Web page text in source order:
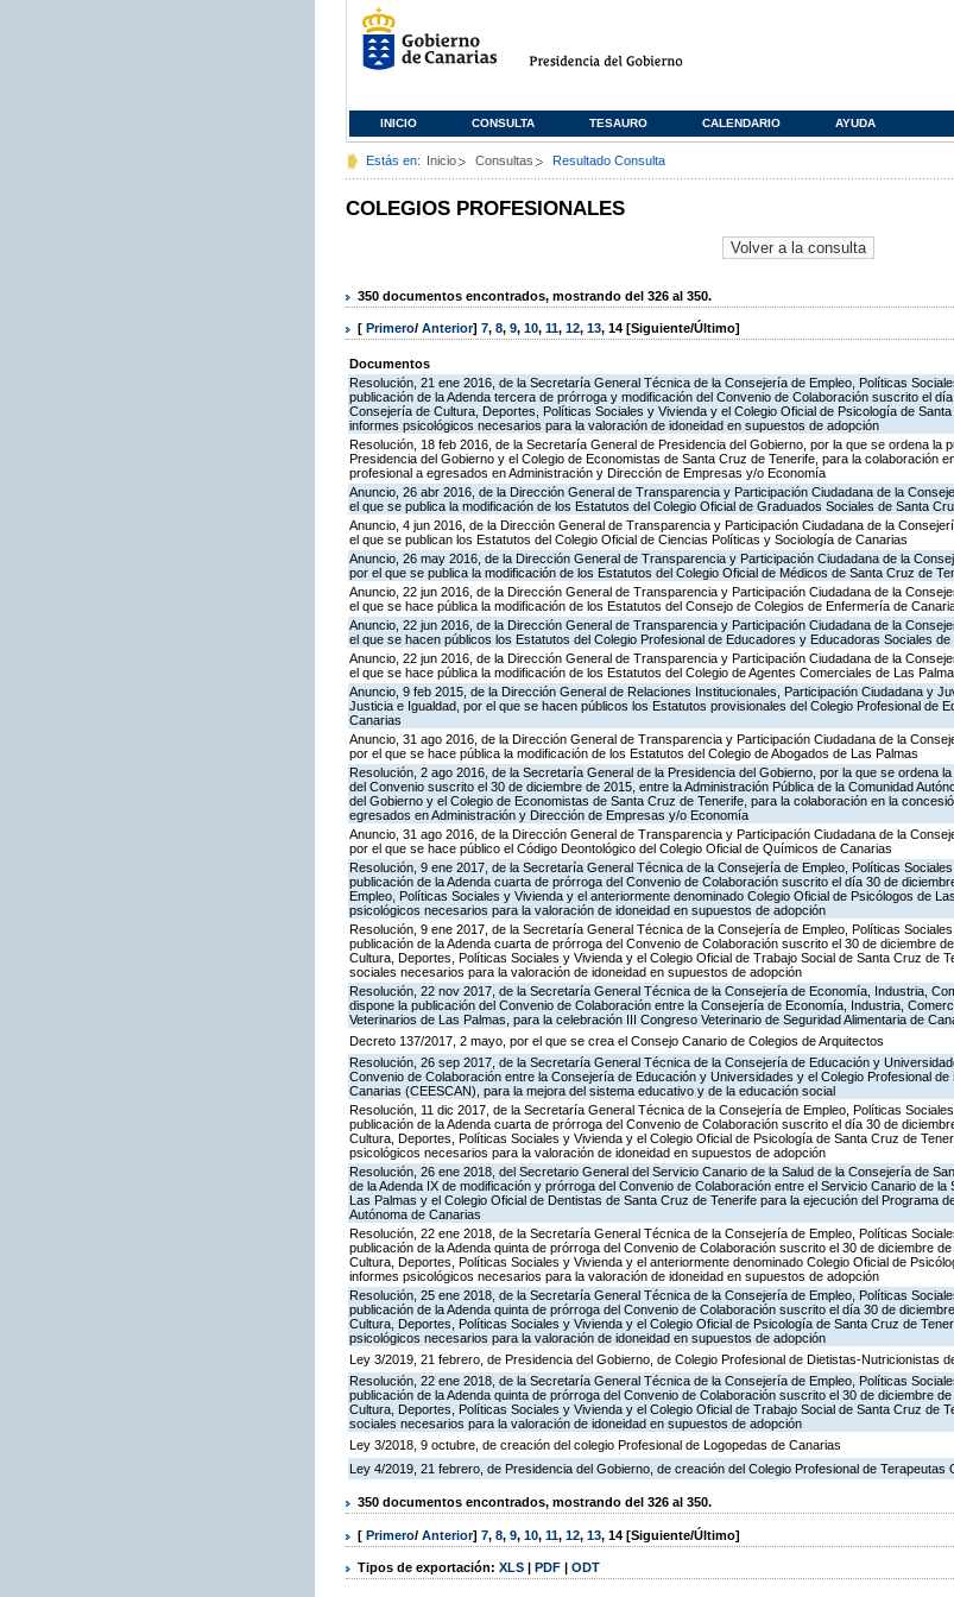
INICIO CONSULTA TESAURO CALENDARIO AYUDA
Estás en: Inicio Consultas Resultado Consulta
COLEGIOS PROFESIONALES
350 documentos encontrados, mostrando del 326 al 350.
[ Primero/ Anterior] 7, 8, 9, 10, 11, 12, 13, 14 [Siguiente/Último]
Documentos
Resolución, 21 ene 2016, de la Secretaría General Técnica de la Consejería de Empleo, Políticas
publicación de la Adenda tercera de prórroga y modificación del Convenio de Colaboración suscrito el
Consejería de Cultura, Deportes, Políticas Sociales y Vivienda y el Colegio Oficial de Psicología de
informes psicológicos necesarios para la valoración de idoneidad en supuestos de adopción
Resolución, 18 feb 2016, de la Secretaría General de Presidencia del Gobierno, por la que se ordena la
Presidencia del Gobierno y el Colegio de Economistas de Santa Cruz de Tenerife, para la colaboración
profesional a egresados en Administración y Dirección de Empresas y/o Economía
Anuncio, 26 abr 2016, de la Dirección General de Transparencia y Participación Ciudadana de la
el que se publica la modificación de los Estatutos del Colegio Oficial de Graduados Sociales de Santa
Anuncio, 4 jun 2016, de la Dirección General de Transparencia y Participación Ciudadana de la
el que se publican los Estatutos del Colegio Oficial de Ciencias Políticas y Sociología de Canarias
Anuncio, 26 may 2016, de la Dirección General de Transparencia y Participación Ciudadana de la
por el que se publica la modificación de los Estatutos del Colegio Oficial de Médicos de Santa Cruz de
Anuncio, 22 jun 2016, de la Dirección General de Transparencia y Participación Ciudadana de la
el que se hace pública la modificación de los Estatutos del Consejo de Colegios de Enfermería de
Anuncio, 22 jun 2016, de la Dirección General de Transparencia y Participación Ciudadana de la
el que se hacen públicos los Estatutos del Colegio Profesional de Educadores y Educadoras Sociales de
Anuncio, 22 jun 2016, de la Dirección General de Transparencia y Participación Ciudadana de la
el que se hace pública la modificación de los Estatutos del Colegio de Agentes Comerciales de Las
Anuncio, 9 feb 2015, de la Dirección General de Relaciones Institucionales, Participación Ciudadana y
Justicia e Igualdad, por el que se hacen públicos los Estatutos provisionales del Colegio Profesional de
Canarias
Anuncio, 31 ago 2016, de la Dirección General de Transparencia y Participación Ciudadana de la
por el que se hace pública la modificación de los Estatutos del Colegio de Abogados de Las Palmas
Resolución, 2 ago 2016, de la Secretaría General de la Presidencia del Gobierno, por la que se ordena
del Convenio suscrito el 30 de diciembre de 2015, entre la Administración Pública de la Comunidad
del Gobierno y el Colegio de Economistas de Santa Cruz de Tenerife, para la colaboración en la
egresados en Administración y Dirección de Empresas y/o Economía
Anuncio, 31 ago 2016, de la Dirección General de Transparencia y Participación Ciudadana de la
por el que se hace público el Código Deontológico del Colegio Oficial de Químicos de Canarias
Resolución, 9 ene 2017, de la Secretaría General Técnica de la Consejería de Empleo, Políticas
publicación de la Adenda cuarta de prórroga del Convenio de Colaboración suscrito el día 30 de
Empleo, Políticas Sociales y Vivienda y el anteriormente denominado Colegio Oficial de Psicólogos de
psicológicos necesarios para la valoración de idoneidad en supuestos de adopción
Resolución, 9 ene 2017, de la Secretaría General Técnica de la Consejería de Empleo, Políticas
publicación de la Adenda cuarta de prórroga del Convenio de Colaboración suscrito el 30 de diciembre
Cultura, Deportes, Políticas Sociales y Vivienda y el Colegio Oficial de Trabajo Social de Santa Cruz de
sociales necesarios para la valoración de idoneidad en supuestos de adopción
Resolución, 22 nov 2017, de la Secretaría General Técnica de la Consejería de Economía, Industria,
dispone la publicación del Convenio de Colaboración entre la Consejería de Economía, Industria,
Veterinarios de Las Palmas, para la celebración III Congreso Veterinario de Seguridad Alimentaria de
Decreto 137/2017, 2 mayo, por el que se crea el Consejo Canario de Colegios de Arquitectos
Resolución, 26 sep 2017, de la Secretaría General Técnica de la Consejería de Educación y
Convenio de Colaboración entre la Consejería de Educación y Universidades y el Colegio Profesional
Canarias (CEESCAN), para la mejora del sistema educativo y de la educación social
Resolución, 11 dic 2017, de la Secretaría General Técnica de la Consejería de Empleo, Políticas
publicación de la Adenda cuarta de prórroga del Convenio de Colaboración suscrito el día 30 de
Cultura, Deportes, Políticas Sociales y Vivienda y el Colegio Oficial de Psicología de Santa Cruz de
psicológicos necesarios para la valoración de idoneidad en supuestos de adopción
Resolución, 26 ene 2018, del Secretario General del Servicio Canario de la Salud de la Consejería de
de la Adenda IX de modificación y prórroga del Convenio de Colaboración entre el Servicio Canario de la
Las Palmas y el Colegio Oficial de Dentistas de Santa Cruz de Tenerife para la ejecución del Programa
Autónoma de Canarias
Resolución, 22 ene 2018, de la Secretaría General Técnica de la Consejería de Empleo, Políticas
publicación de la Adenda quinta de prórroga del Convenio de Colaboración suscrito el 30 de diciembre
Cultura, Deportes, Políticas Sociales y Vivienda y el anteriormente denominado Colegio Oficial de
informes psicológicos necesarios para la valoración de idoneidad en supuestos de adopción
Resolución, 25 ene 2018, de la Secretaría General Técnica de la Consejería de Empleo, Políticas
publicación de la Adenda quinta de prórroga del Convenio de Colaboración suscrito el día 30 de
Cultura, Deportes, Políticas Sociales y Vivienda y el Colegio Oficial de Psicología de Santa Cruz de
psicológicos necesarios para la valoración de idoneidad en supuestos de adopción
Ley 3/2019, 21 febrero, de Presidencia del Gobierno, de Colegio Profesional de Dietistas-Nutricionistas
Resolución, 22 ene 2018, de la Secretaría General Técnica de la Consejería de Empleo, Políticas
publicación de la Adenda quinta de prórroga del Convenio de Colaboración suscrito el 30 de diciembre
Cultura, Deportes, Políticas Sociales y Vivienda y el Colegio Oficial de Trabajo Social de Santa Cruz de
sociales necesarios para la valoración de idoneidad en supuestos de adopción
Ley 3/2018, 9 octubre, de creación del colegio Profesional de Logopedas de Canarias
Ley 4/2019, 21 febrero, de Presidencia del Gobierno, de creación del Colegio Profesional de Terapeutas
350 documentos encontrados, mostrando del 326 al 350.
[ Primero/ Anterior] 7, 8, 9, 10, 11, 12, 13, 14 [Siguiente/Último]
Tipos de exportación: XLS | PDF | ODT